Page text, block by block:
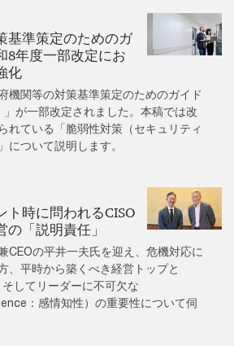
基準策定のためのガ
8年度一部改定にお
化
機関等の対策基準策定のためのガイド
が一部改定されました。本稿では改
れている「脆弱性対策（セキュリティ
について説明します。
ト時に問われるCISO
「説明責任」
CEOの平井一夫氏を迎え、危機対応に
、平時から築くべき経営トップと
してリーダーに不可欠な
：感情知性）の重要性について伺